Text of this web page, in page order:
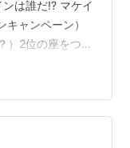
は誰だ!? マケイ
ャンペーン）
）2位の座をつか
者にインタビ
までの舞台裏を
まで ～企画担当
担当者～ Xを中